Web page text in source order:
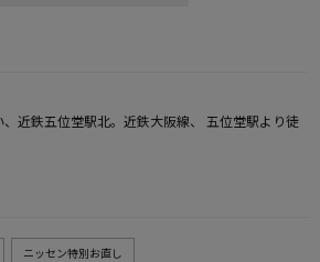
近鉄五位堂駅北。近鉄大阪線、 五位堂駅より徒
ニッセン特別お直し